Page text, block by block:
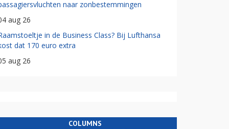
naar zonbestemmingen
aug 26
in de Business Class? Bij Lufthansa
dat 170 euro extra
aug 26
COLUMNS